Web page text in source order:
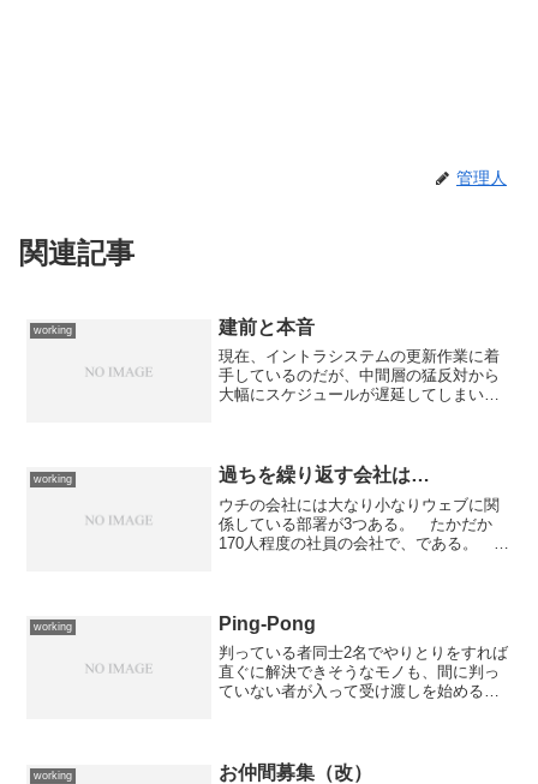
管理人
関連記事
working 建前と本音
現在、イントラシステムの更新作業に着
手しているのだが、中間層の猛反対から
大幅にスケジュールが遅延してしまい導
せて機能分担を図らなけ...
working 過ちを繰り返す会社は…
ウチの会社には大なり小なりウェブに関
係している部署が3つある。 たかだか
170人程度の社員の会社で、である。 一
のように営業関連...
working Ping-Pong
判っている者同士2名でやりとりをすれば
直ぐに解決できそうなモノも、間に判っ
ていない者が入って受け渡しを始めると
決どころか、あらぬ...
working お仲間募集（改）